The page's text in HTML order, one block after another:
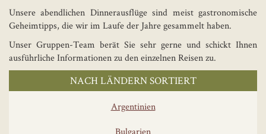
Unsere abendlichen Dinnerausflüge sind meist gastronomische
Geheimtipps, die wir im Laufe der Jahre gesammelt haben.
Unser Gruppen-Team berät Sie sehr gerne und schickt Ihnen
ausführliche Informationen zu den einzelnen Reisen zu.
NACH LÄNDERN SORTIERT
Argentinien
Bulgarien